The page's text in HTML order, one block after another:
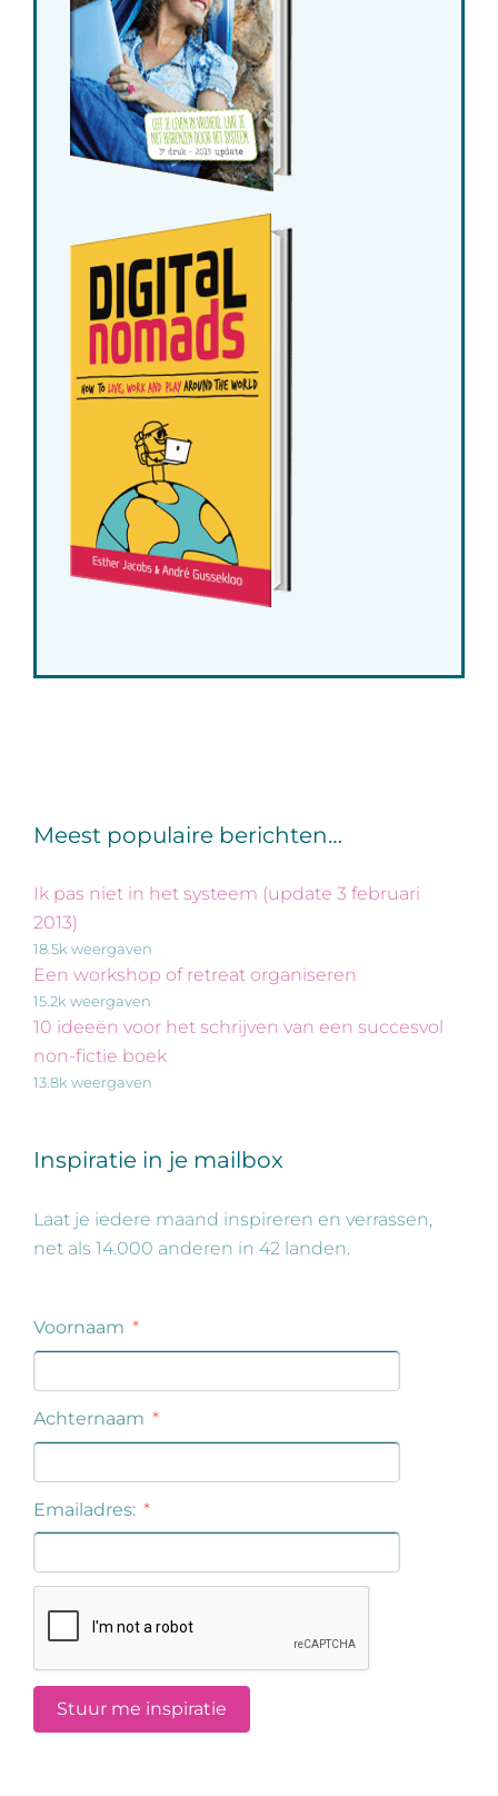
Meest populaire berichten…
Ik pas niet in het systeem (update 3 februari
2013)
18.5k weergaven
Een workshop of retreat organiseren
15.2k weergaven
10 ideeën voor het schrijven van een succesvol
non-fictie boek
13.8k weergaven
Inspiratie in je mailbox
Laat je iedere maand inspireren en verrassen,
net als 14.000 anderen in 42 landen.